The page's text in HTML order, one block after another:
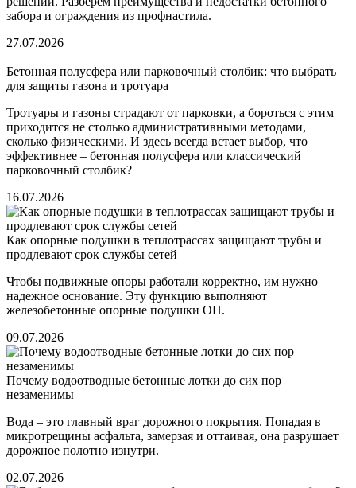
забора и ограждения из профнастила.
27.07.2026
Бетонная полусфера или парковочный столбик: что выбрать
для защиты газона и тротуара
Тротуары и газоны страдают от парковки, а бороться с этим
приходится не столько административными методами,
сколько физическими. И здесь всегда встает выбор, что
эффективнее – бетонная полусфера или классический
парковочный столбик?
16.07.2026
Как опорные подушки в теплотрассах защищают трубы и
продлевают срок службы сетей
Чтобы подвижные опоры работали корректно, им нужно
надежное основание. Эту функцию выполняют
железобетонные опорные подушки ОП.
09.07.2026
Почему водоотводные бетонные лотки до сих пор
незаменимы
Вода – это главный враг дорожного покрытия. Попадая в
микротрещины асфальта, замерзая и оттаивая, она разрушает
дорожное полотно изнутри.
02.07.2026